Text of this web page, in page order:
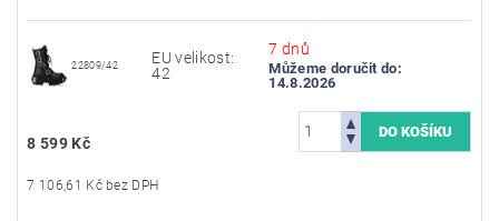
22809/42
EU velikost:
42
7 dnů
Můžeme doručit do:
14.8.2026
8 599 Kč
7 106,61 Kč bez DPH